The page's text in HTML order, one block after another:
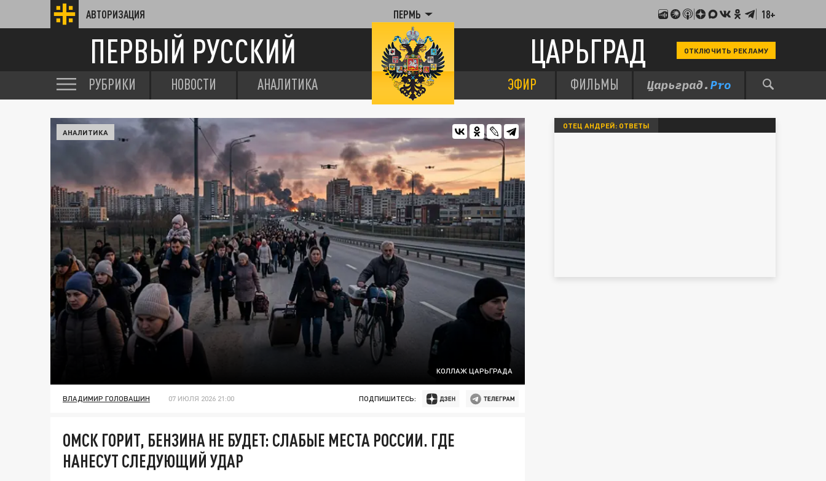
АВТОРИЗАЦИЯ ПЕРМЬ 18+
ПЕРВЫЙ РУССКИЙ ЦАРЬГРАД ОТКЛЮЧИТЬ РЕКЛАМУ
РУБРИКИ НОВОСТИ АНАЛИТИКА ЭФИР ФИЛЬМЫ
КОЛЛАЖ ЦАРЬГРАДА
АНАЛИТИКА
ВЛАДИМИР ГОЛОВАШИН 07 ИЮЛЯ 2026 21:00 ПОДПИШИТЕСЬ:
ОМСК ГОРИТ, БЕНЗИНА НЕ БУДЕТ: СЛАБЫЕ МЕСТА РОССИИ. ГДЕ
НАНЕСУТ СЛЕДУЮЩИЙ УДАР
ОТЕЦ АНДРЕЙ: ОТВЕТЫ